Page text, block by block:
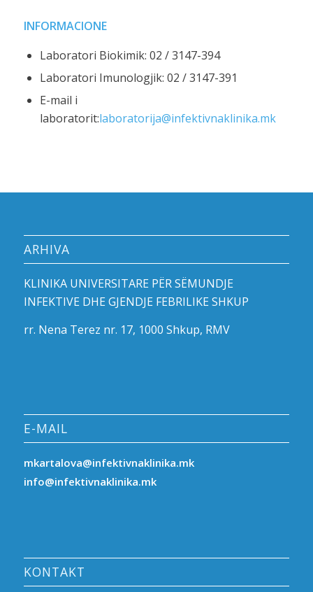
INFORMACIONE
Laboratori Biokimik: 02 / 3147-394
Laboratori Imunologjik: 02 / 3147-391
E-mail i
laboratorit:laboratorija@infektivnaklinika.mk
ARHIVA
KLINIKA UNIVERSITARE PËR SËMUNDJE
INFEKTIVE DHE GJENDJE FEBRILIKE SHKUP
rr. Nena Terez nr. 17, 1000 Shkup, RMV
E-MAIL
mkartalova@infektivnaklinika.mk
info@infektivnaklinika.mk
KONTAKT